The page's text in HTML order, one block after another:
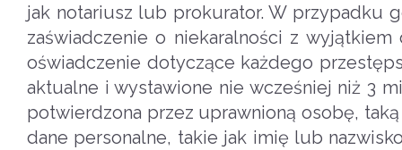
jak notariusz lub prokurator. W przypadku
zaświadczenie o niekaralności z
oświadczenie dotyczące każdego
aktualne i wystawione nie wcześniej niż 3
potwierdzona przez uprawnioną osobę,
dane personalne, takie jak imię lub